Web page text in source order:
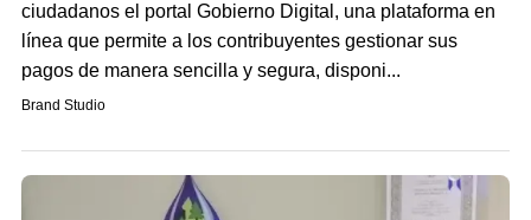
ciudadanos el portal Gobierno Digital, una plataforma en
línea que permite a los contribuyentes gestionar sus
pagos de manera sencilla y segura, disponi...
Brand Studio